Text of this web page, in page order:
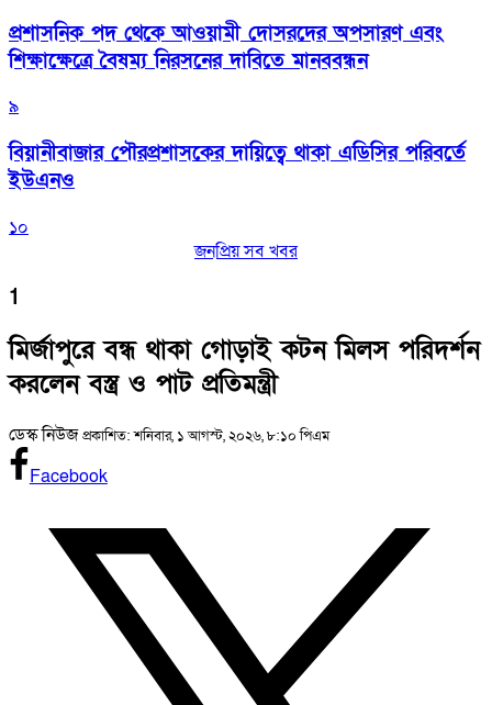
প্রশাসনিক পদ থেকে আওয়ামী দোসরদের অপসারণ এবং
শিক্ষাক্ষেত্রে বৈষম্য নিরসনের দাবিতে মানববন্ধন
৯
বিয়ানীবাজার পৌরপ্রশাসকের দায়িত্বে থাকা এডিসির পরিবর্তে
ইউএনও
১০
জনপ্রিয় সব খবর
1
মির্জাপুরে বন্ধ থাকা গোড়াই কটন মিলস পরিদর্শন
করলেন বস্ত্র ও পাট প্রতিমন্ত্রী
ডেস্ক নিউজপ্রকাশিত: শনিবার, ১ আগস্ট, ২০২৬, ৮:১০ পিএম
Facebook